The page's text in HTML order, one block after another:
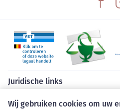
Wij gebruiken cookies om uw
Juridische links